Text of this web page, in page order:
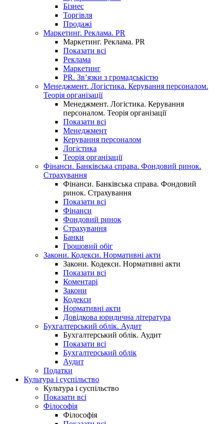
Бізнес
Торгівля
Продажі
Маркетинг. Реклама. PR
Маркетинг. Реклама. PR
Показати всі
Реклама
Маркетинг
PR. Зв’язки з громадськістю
Менеджмент. Логістика. Керування персоналом.
Теорія організації
Менеджмент. Логістика. Керування
персоналом. Теорія організації
Показати всі
Менеджмент
Керування персоналом
Логістика
Теорія організації
Фінанси. Банківська справа. Фондовий ринок.
Страхування
Фінанси. Банківська справа. Фондовий
ринок. Страхування
Показати всі
Фінанси
Фондовий ринок
Страхування
Банки
Грошовий обіг
Закони. Кодекси. Нормативні акти
Закони. Кодекси. Нормативні акти
Показати всі
Коментарі
Закони
Кодекси
Нормативні акти
Довідкова юридична література
Бухгалтерський облік. Аудит
Бухгалтерський облік. Аудит
Показати всі
Бухгалтерський облік
Аудит
Податки
Культура і суспільство
Культура і суспільство
Показати всі
Філософія
Філософія